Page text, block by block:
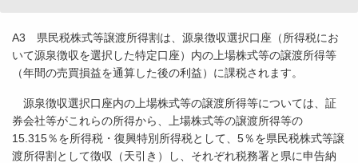
A3 県民税株式等譲渡所得割は、源泉徴収選択口座（所得税にお
いて源泉徴収を選択した特定口座）内の上場株式等の譲渡所得等
（年間の売買損益を通算した後の利益）に課税されます。
源泉徴収選択口座内の上場株式等の譲渡所得等については、証
券会社等がこれらの所得から、上場株式等の譲渡所得等の
15.315％を所得税・復興特別所得税として、5％を県民税株式等譲
渡所得割として徴収（天引き）し、それぞれ税務署と県に申告納